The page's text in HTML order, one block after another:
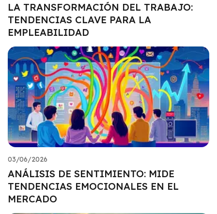
LA TRANSFORMACIÓN DEL TRABAJO:
TENDENCIAS CLAVE PARA LA
EMPLEABILIDAD
03/06/2026
ANÁLISIS DE SENTIMIENTO: MIDE
TENDENCIAS EMOCIONALES EN EL
MERCADO